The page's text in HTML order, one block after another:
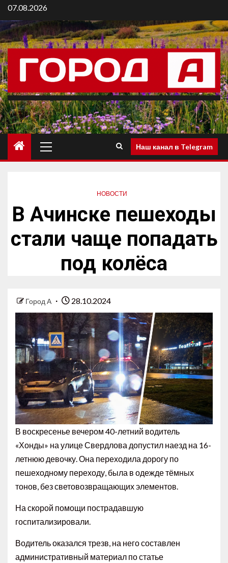
07.08.2026
Наш канал в Telegram
НОВОСТИ
В Ачинске пешеходы
стали чаще попадать
под колёса
Город А 28.10.2024
В воскресенье вечером 40-летний водитель
«Хонды» на улице Свердлова допустил наезд на 16-
летнюю девочку. Она переходила дорогу по
пешеходному переходу, была в одежде тёмных
тонов, без световозвращающих элементов.
На скорой помощи пострадавшую
госпитализировали.
Водитель оказался трезв, на него составлен
административный материал по статье